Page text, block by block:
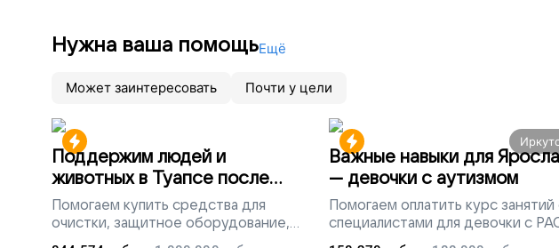
Нужна ваша помощьЕщё
Может заинтересовать Почти у цели
Поддержим людей и
животных в Туапсе после
разлива мазута
Помогаем купить средства для
очистки, защитное оборудование,
лекарства, корм и предметы первой
Важные навыки для
— девочки с аутизмом
Помогаем оплатить курс занятий
специалистами для девочки с